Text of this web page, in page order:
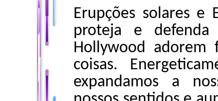
Erupções solares e
proteja e
Hollywood adorem
coisas.
expandamos a